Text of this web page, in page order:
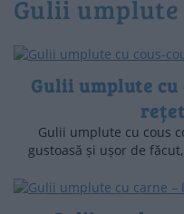
gulii
Gulii umplute cu
Gulii umplute cu cous
gustoasă și ușor de